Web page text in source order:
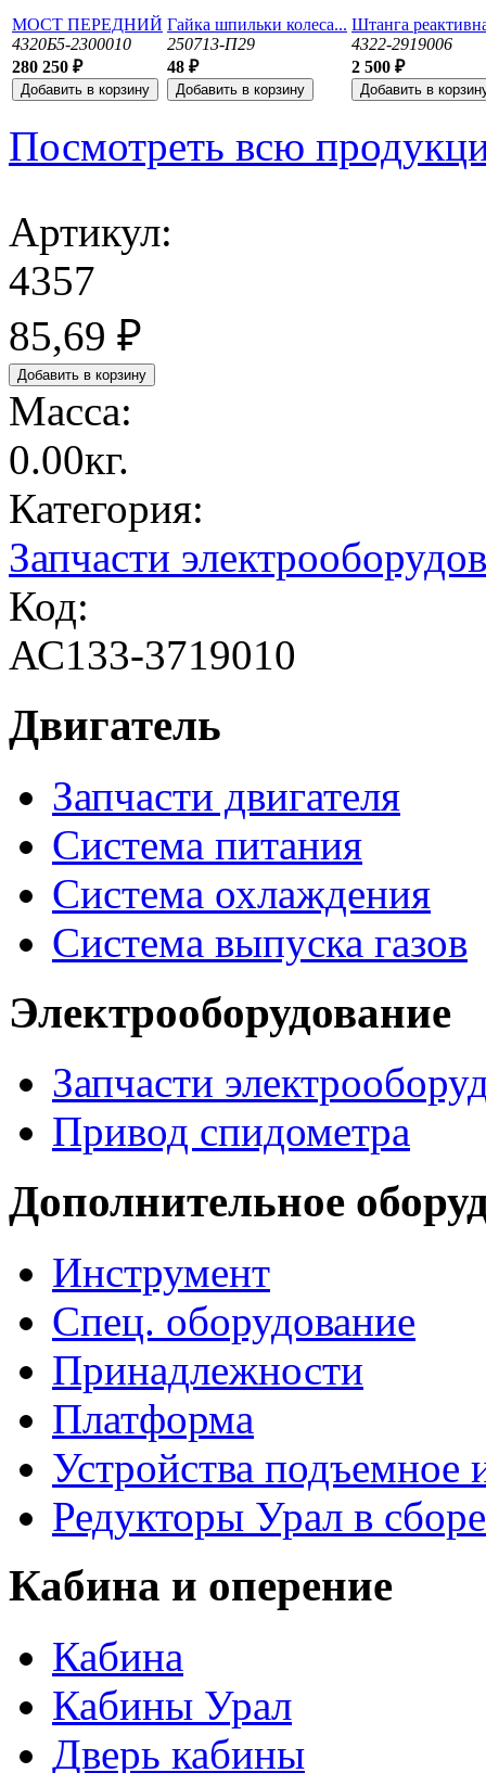
МОСТ ПЕРЕДНИЙ
4320Б5-2300010
280 250 ₽
Гайка шпильки колеса...
250713-П29
48 ₽
Штанга
4322-2919006
2 500 ₽
Посмотреть всю
Артикул:
4357
85,69 ₽
Масса:
0.00кг.
Категория:
Запчасти
Код:
АС133-3719010
Двигатель
Запчасти двигателя
Система питания
Система охлаждения
Система выпуска газов
Электрооборудование
Запчасти
Привод спидометра
Дополнительное
Инструмент
Спец. оборудование
Принадлежности
Платформа
Устройства
Редукторы Урал в сборе
Кабина и оперение
Кабина
Кабины Урал
Дверь кабины